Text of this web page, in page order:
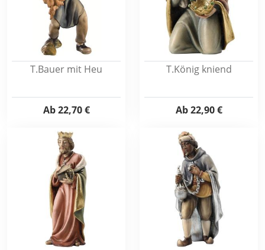
T.Bauer mit Heu
Ab22,70 €
T.König kniend
Ab22,90 €